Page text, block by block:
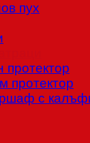
пух
протектор
протектор
с